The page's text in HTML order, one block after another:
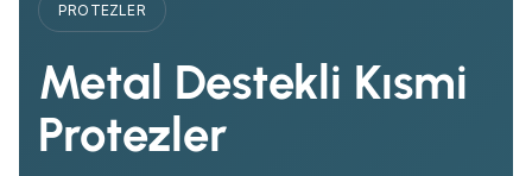
PROTEZLER
Metal Destekli Kısmi
Protezler